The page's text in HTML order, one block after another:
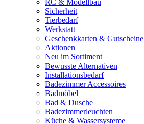
RC & Modellbau
Sicherheit
Tierbedarf
Werkstatt
Geschenkkarten & Gutscheine
Aktionen
Neu im Sortiment
Bewusste Alternativen
Installationsbedarf
Badezimmer Accessoires
Badmöbel
Bad & Dusche
Badezimmerleuchten
Küche & Wassersysteme